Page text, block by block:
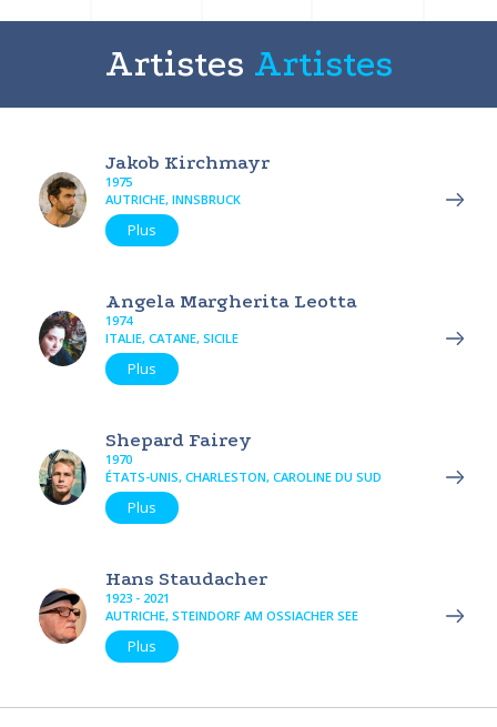
Artistes Artistes
Jakob Kirchmayr
1975
AUTRICHE, INNSBRUCK
Plus
Angela Margherita Leotta
1974
ITALIE, CATANE, SICILE
Plus
Shepard Fairey
1970
ÉTATS-UNIS, CHARLESTON, CAROLINE DU SUD
Plus
Hans Staudacher
1923 - 2021
AUTRICHE, STEINDORF AM OSSIACHER SEE
Plus